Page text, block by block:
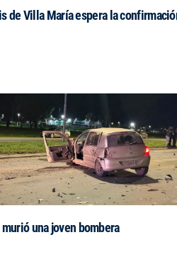
de Villa María espera la
una joven bombera